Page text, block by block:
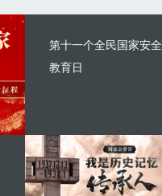
第十一个全民国家安全
教育日